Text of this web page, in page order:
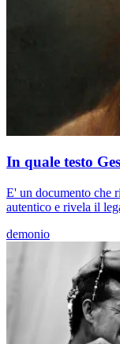
In quale testo
E' un documento che
autentico e rivela il
demonio